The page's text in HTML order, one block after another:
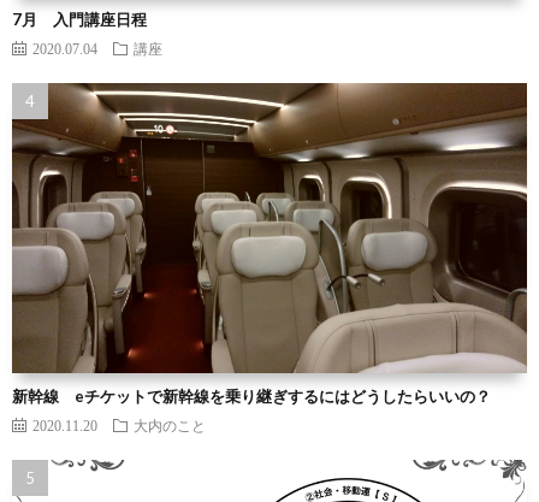
7月 入門講座日程
2020.07.04 講座
新幹線 eチケットで新幹線を乗り継ぎするにはどうしたらいいの？
2020.11.20 大内のこと